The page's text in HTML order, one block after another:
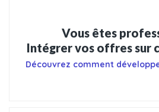
Vous êtes
Intégrer vos offres sur
Découvrez comment